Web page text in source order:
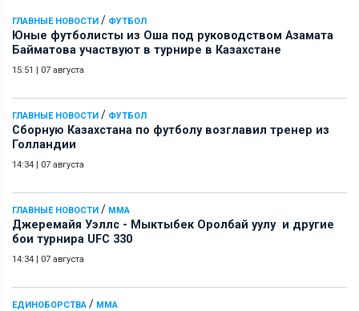
ГЛАВНЫЕ НОВОСТИ / ФУТБОЛ
Юные футболисты из Оша под руководством Азамата
Байматова участвуют в турнире в Казахстане
15:51 | 07 августа
ГЛАВНЫЕ НОВОСТИ / ФУТБОЛ
Сборную Казахстана по футболу возглавил тренер из
Голландии
14:34 | 07 августа
ГЛАВНЫЕ НОВОСТИ / ММА
Джеремайя Уэллс - Мыктыбек Оролбай уулу и другие
бои турнира UFC 330
14:34 | 07 августа
ЕДИНОБОРСТВА / ММА